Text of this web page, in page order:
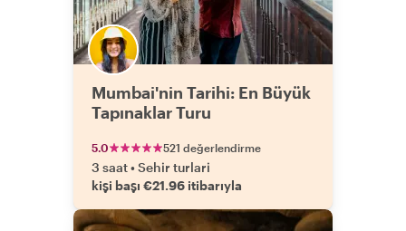
Mumbai'nin Tarihi: En Büyük
Tapınaklar Turu
5.0 521 değerlendirme
3 saat•Sehir turlari
kişi başı €21.96 itibarıyla